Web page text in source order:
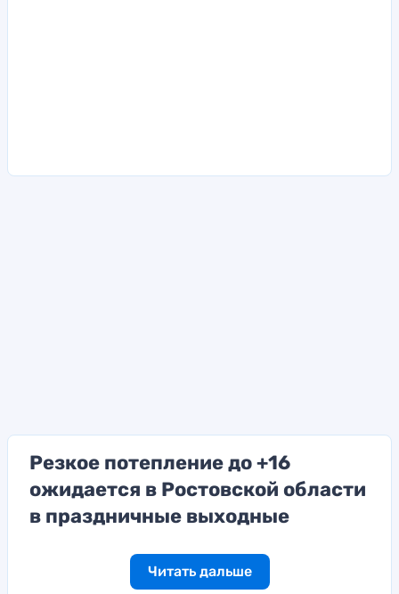
Резкое потепление до +16
ожидается в Ростовской области
в праздничные выходные
Читать дальше